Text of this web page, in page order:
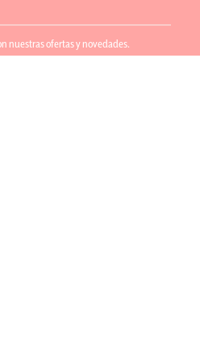
nuestras ofertas y novedades.